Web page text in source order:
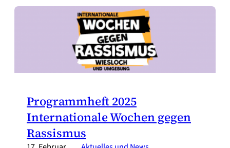
Programmheft 2025
Internationale Wochen gegen
Rassismus